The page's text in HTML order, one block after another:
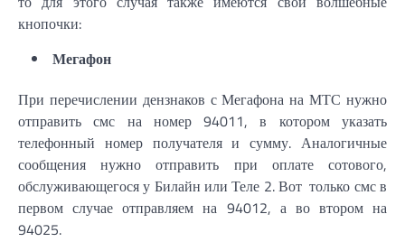
кнопочки:
Мегафон
При перечислении дензнаков с Мегафона на МТС нужно
отправить смс на номер 94011, в котором указать
телефонный номер получателя и сумму. Аналогичные
сообщения нужно отправить при оплате сотового,
обслуживающегося у Билайн или Теле 2. Вот только смс в
первом случае отправляем на 94012, а во втором на
94025.